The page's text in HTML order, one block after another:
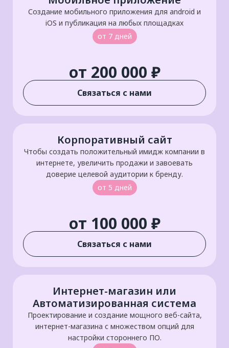
Создание мобильного приложения для android и
iOS и публикация на любых площадках
от 7 дней
от 200 000 ₽
Связаться с нами
Корпоративный сайт
Чтобы создать положительный имидж компании в
интернете, увеличить продажи и завоевать
доверие целевой аудитории к бренду.
от 5 дней
от 100 000 ₽
Связаться с нами
Интернет-магазин или
Автоматизированная система
Проектирование и создание мощного веб-сайта,
интернет-магазина с множеством опций для
настройки стороннего ПО.